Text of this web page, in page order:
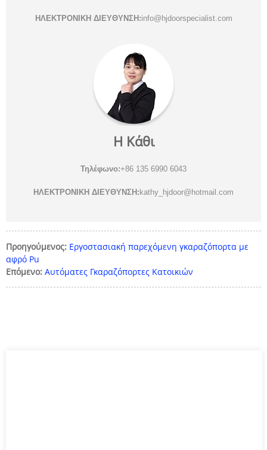
ΗΛΕΚΤΡΟΝΙΚΗ ΔΙΕΥΘΥΝΣΗ:info@hjdoorspecialist.com
Η Κάθι
Τηλέφωνο:+86 135 6990 6043
ΗΛΕΚΤΡΟΝΙΚΗ ΔΙΕΥΘΥΝΣΗ:kathy_hjdoor@hotmail.com
Προηγούμενος: Εργοστασιακή παρεχόμενη γκαραζόπορτα με
αφρό Pu
Επόμενο: Αυτόματες Γκαραζόπορτες Κατοικιών